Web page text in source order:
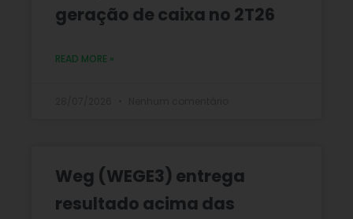
geração de caixa no 2T26
READ MORE »
Weg (WEGE3) entrega
resultado acima das